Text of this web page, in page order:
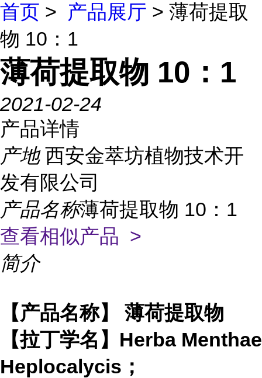
首页 > 产品展厅 > 薄荷提取
物 10：1
薄荷提取物 10：1
2021-02-24
产品详情
产地 西安金萃坊植物技术开
发有限公司
产品名称薄荷提取物 10：1
查看相似产品 >
简介
【产品名称】 薄荷提取物
【拉丁学名】Herba Menthae
Heplocalycis；